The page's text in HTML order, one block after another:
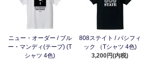
ニュー・オーダー / ブル
ー・マンディ(テープ) (T
シャツ 4色)
808ステイト / パシフィ
ック （Tシャツ 4色)
3,200円(内税)